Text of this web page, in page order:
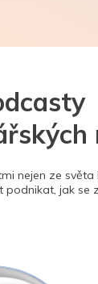
nejen ze světa
podnikat, jak se